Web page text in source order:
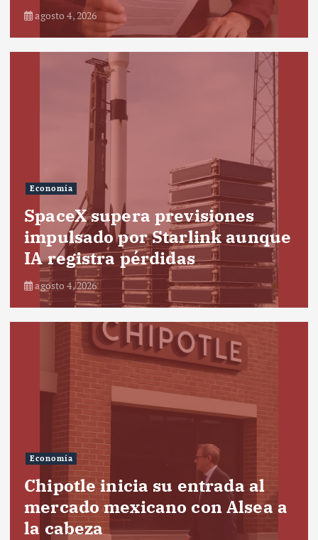
agosto 4, 2026
Economía
SpaceX supera previsiones
impulsado por Starlink aunque
IA registra pérdidas
agosto 4, 2026
Economía
Chipotle inicia su entrada al
mercado mexicano con Alsea a
la cabeza